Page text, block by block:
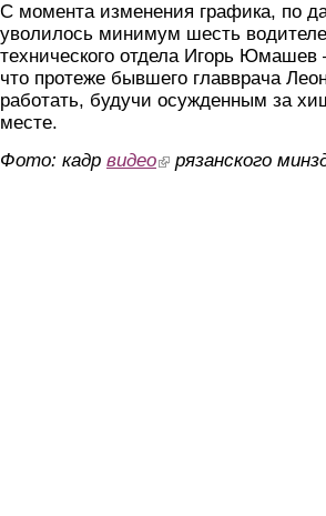
С момента изменения графика, по
уволилось минимум шесть
технического отдела Игорь
что протеже бывшего главврача
работать, будучи осужденным за
месте.
Фото: кадр видео(link is external)
рязанского